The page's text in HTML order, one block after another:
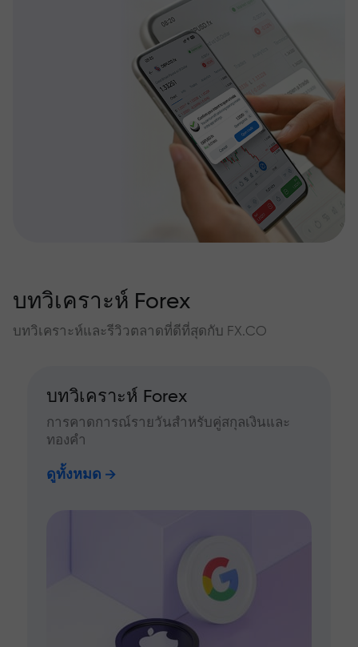
บทวิเคราะห์ Forex
บทวิเคราะห์และรีวิวตลาดที่ดีที่สุดกับ FX.CO
บทวิเคราะห์ Forex
การคาดการณ์รายวันสำหรับคู่สกุลเงินและ
ทองคำ
ดูทั้งหมด